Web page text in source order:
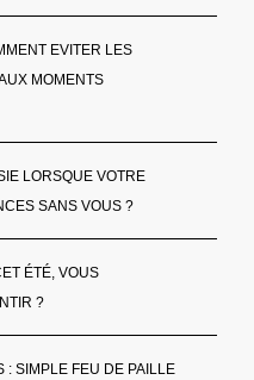
EVITER LES
MOMENTS
LORSQUE VOTRE
SANS VOUS ?
ÉTÉ, VOUS
?
: SIMPLE FEU DE PAILLE